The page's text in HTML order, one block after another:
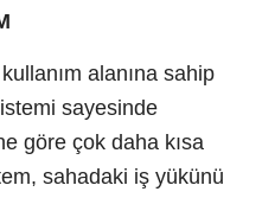
alanına sahip
sayesinde
göre çok daha kısa
sahadaki iş yükünü